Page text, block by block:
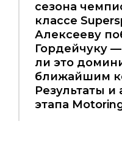
сезона
классе
Алексееву
Гордейчуку
ли это
ближайшим
Результаты и
этапа